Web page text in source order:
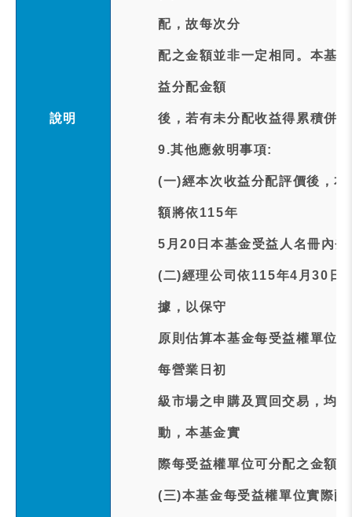
說明
配，故每次分
配之金額並非一定相同。本基
益分配金額
後，若有未分配收益得累積併
9.其他應敘明事項:
(一)經本次收益分配評價後，
額將依115年
5月20日本基金受益人名冊內
(二)經理公司依115年4月30日
據，以保守
原則估算本基金每受益權單位
每營業日初
級市場之申購及買回交易，均
動，本基金實
際每受益權單位可分配之金額
(三)本基金每受益權單位實際